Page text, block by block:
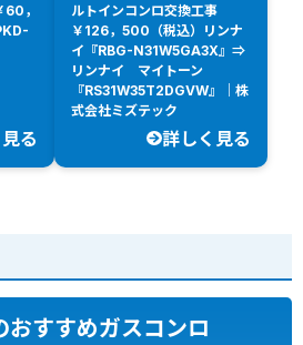
60，
る
ルトインコンロ交換工事
￥126，500（税込）リンナ
イ『RBG-N31W5GA3X』⇒
リンナイ マイトーン
『RS31W35T2DGVW』｜株
式会社ミズテック
詳しく見る
おすすめガスコンロ